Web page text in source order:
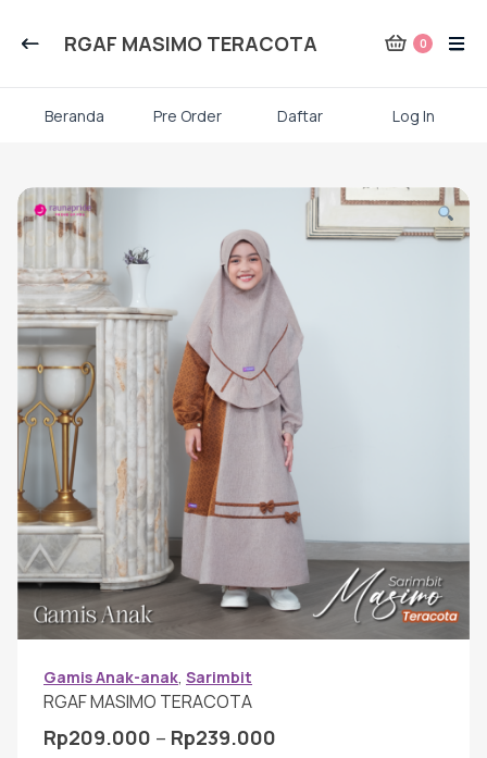
Skip
content
RGAF MASIMO TERACOTA 0
Beranda Pre Order Daftar Log In
Atasan
Kaos kaki
Mukena
Gamis Dewasa
Baju Koko Dewasa
Gamis Anak-anak
Baju Koko Anak
Hijab
Gamis Anak-anak, Sarimbit
RGAF MASIMO TERACOTA
Rp209.000 – Rp239.000